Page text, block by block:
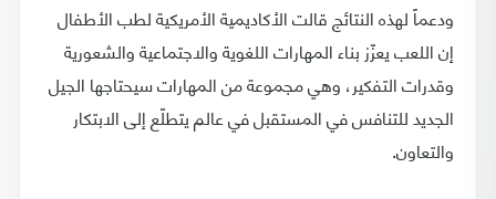
ودعماً لهذه النتائج قالت الأكاديمية الأمريكية لطب الأطفال
إن اللعب يعزّز بناء المهارات اللغوية والاجتماعية والشعورية
وقدرات التفكير، وهي مجموعة من المهارات سيحتاجها الجيل
الجديد للتنافس في المستقبل في عالم يتطلّع إلى الابتكار
والتعاون.